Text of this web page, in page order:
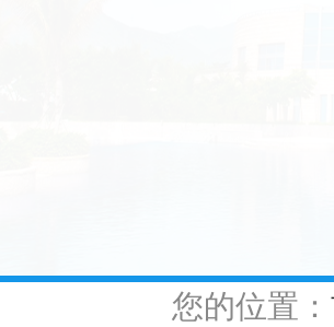
您的位置：